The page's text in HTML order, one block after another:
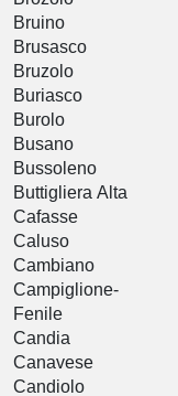
Bruino
Brusasco
Bruzolo
Buriasco
Burolo
Busano
Bussoleno
Buttigliera Alta
Cafasse
Caluso
Cambiano
Campiglione-
Fenile
Candia
Canavese
Candiolo